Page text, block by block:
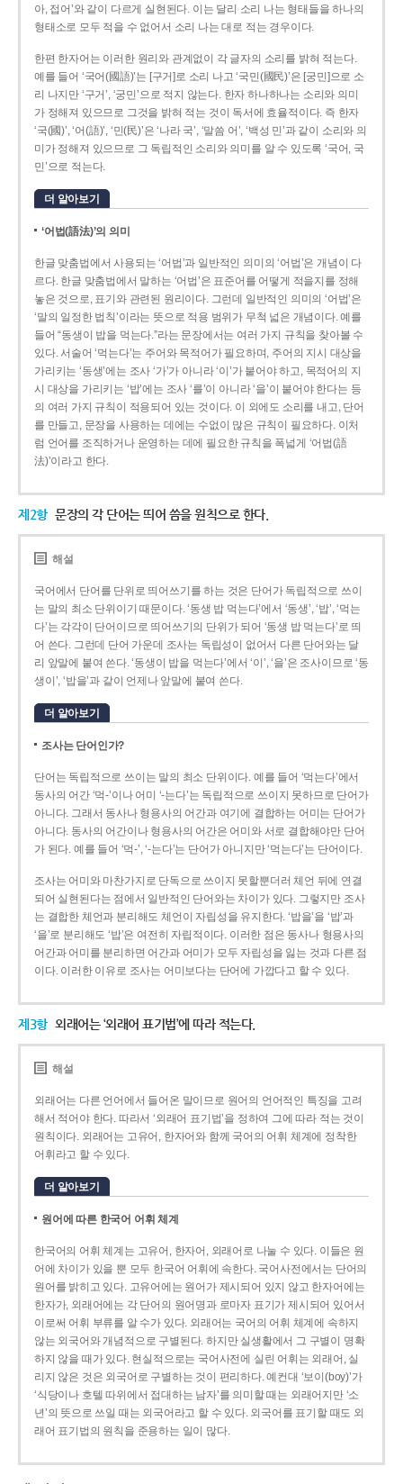
아, 접어’와 같이 다르게 실현된다. 이는 달리 소리 나는 형태들을 하나의
형태소로 모두 적을 수 없어서 소리 나는 대로 적는 경우이다.
한편 한자어는 이러한 원리와 관계없이 각 글자의 소리를 밝혀 적는다.
예를 들어 ‘국어(國語)’는 [구거]로 소리 나고 ‘국민(國民)’은 [궁민]으로 소
리 나지만 ‘구거’, ‘궁민’으로 적지 않는다. 한자 하나하나는 소리와 의미
가 정해져 있으므로 그것을 밝혀 적는 것이 독서에 효율적이다. 즉 한자
‘국(國)’, ‘어(語)’, ‘민(民)’은 ‘나라 국’, ‘말씀 어’, ‘백성 민’과 같이 소리와 의
미가 정해져 있으므로 그 독립적인 소리와 의미를 알 수 있도록 ‘국어, 국
민’으로 적는다.
더 알아보기
‘어법(語法)’의 의미
한글 맞춤법에서 사용되는 ‘어법’과 일반적인 의미의 ‘어법’은 개념이 다
르다. 한글 맞춤법에서 말하는 ‘어법’은 표준어를 어떻게 적을지를 정해
놓은 것으로, 표기와 관련된 원리이다. 그런데 일반적인 의미의 ‘어법’은
‘말의 일정한 법칙’이라는 뜻으로 적용 범위가 무척 넓은 개념이다. 예를
들어 “동생이 밥을 먹는다.”라는 문장에서는 여러 가지 규칙을 찾아볼 수
있다. 서술어 ‘먹는다’는 주어와 목적어가 필요하며, 주어의 지시 대상을
가리키는 ‘동생’에는 조사 ‘가’가 아니라 ‘이’가 붙어야 하고, 목적어의 지
시 대상을 가리키는 ‘밥’에는 조사 ‘를’이 아니라 ‘을’이 붙어야 한다는 등
의 여러 가지 규칙이 적용되어 있는 것이다. 이 외에도 소리를 내고, 단어
를 만들고, 문장을 사용하는 데에는 수없이 많은 규칙이 필요하다. 이처
럼 언어를 조직하거나 운영하는 데에 필요한 규칙을 폭넓게 ‘어법(語
法)’이라고 한다.
제2항 문장의 각 단어는 띄어 씀을 원칙으로 한다.
해설
국어에서 단어를 단위로 띄어쓰기를 하는 것은 단어가 독립적으로 쓰이
는 말의 최소 단위이기 때문이다. ‘동생 밥 먹는다’에서 ‘동생’, ‘밥’, ‘먹는
다’는 각각이 단어이므로 띄어쓰기의 단위가 되어 ‘동생 밥 먹는다’로 띄
어 쓴다. 그런데 단어 가운데 조사는 독립성이 없어서 다른 단어와는 달
리 앞말에 붙여 쓴다. ‘동생이 밥을 먹는다’에서 ‘이’, ‘을’은 조사이므로 ‘동
생이’, ‘밥을’과 같이 언제나 앞말에 붙여 쓴다.
더 알아보기
조사는 단어인가?
단어는 독립적으로 쓰이는 말의 최소 단위이다. 예를 들어 ‘먹는다’에서
동사의 어간 ‘먹-­’이나 어미 ‘­-는다’는 독립적으로 쓰이지 못하므로 단어가
아니다. 그래서 동사나 형용사의 어간과 여기에 결합하는 어미는 단어가
아니다. 동사의 어간이나 형용사의 어간은 어미와 서로 결합해야만 단어
가 된다. 예를 들어 ‘먹-’, ‘-는다’는 단어가 아니지만 ‘먹는다’는 단어이다.
조사는 어미와 마찬가지로 단독으로 쓰이지 못할뿐더러 체언 뒤에 연결
되어 실현된다는 점에서 일반적인 단어와는 차이가 있다. 그렇지만 조사
는 결합한 체언과 분리해도 체언이 자립성을 유지한다. ‘밥을’을 ‘밥’과
‘을’로 분리해도 ‘밥’은 여전히 자립적이다. 이러한 점은 동사나 형용사의
어간과 어미를 분리하면 어간과 어미가 모두 자립성을 잃는 것과 다른 점
이다. 이러한 이유로 조사는 어미보다는 단어에 가깝다고 할 수 있다.
제3항 외래어는 ‘외래어 표기법’에 따라 적는다.
해설
외래어는 다른 언어에서 들어온 말이므로 원어의 언어적인 특징을 고려
해서 적어야 한다. 따라서 ‘외래어 표기법’을 정하여 그에 따라 적는 것이
원칙이다. 외래어는 고유어, 한자어와 함께 국어의 어휘 체계에 정착한
어휘라고 할 수 있다.
더 알아보기
원어에 따른 한국어 어휘 체계
한국어의 어휘 체계는 고유어, 한자어, 외래어로 나눌 수 있다. 이들은 원
어에 차이가 있을 뿐 모두 한국어 어휘에 속한다. 국어사전에서는 단어의
원어를 밝히고 있다. 고유어에는 원어가 제시되어 있지 않고 한자어에는
한자가, 외래어에는 각 단어의 원어명과 로마자 표기가 제시되어 있어서
이로써 어휘 부류를 알 수가 있다. 외래어는 국어의 어휘 체계에 속하지
않는 외국어와 개념적으로 구별된다. 하지만 실생활에서 그 구별이 명확
하지 않을 때가 있다. 현실적으로는 국어사전에 실린 어휘는 외래어, 실
리지 않은 것은 외국어로 구별하는 것이 편리하다. 예컨대 ‘보이(boy)’가
‘식당이나 호텔 따위에서 접대하는 남자’를 의미할 때는 외래어지만 ‘소
년’의 뜻으로 쓰일 때는 외국어라고 할 수 있다. 외국어를 표기할 때도 외
래어 표기법의 원칙을 준용하는 일이 많다.